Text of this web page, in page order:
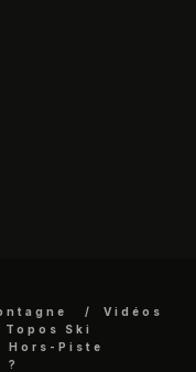
Vidéos
Topos Ski
Hors-Piste
?